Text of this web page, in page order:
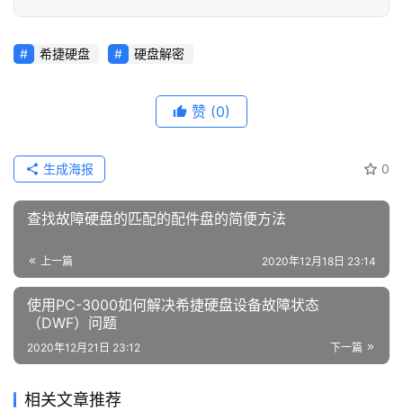
希捷硬盘 硬盘解密
赞 (0)
0
生成海报
查找故障硬盘的匹配的配件盘的简便方法
上一篇 2020年12月18日 23:14
使用PC-3000如何解决希捷硬盘设备故障状态
（DWF）问题
下一篇
2020年12月21日 23:12
相关文章推荐